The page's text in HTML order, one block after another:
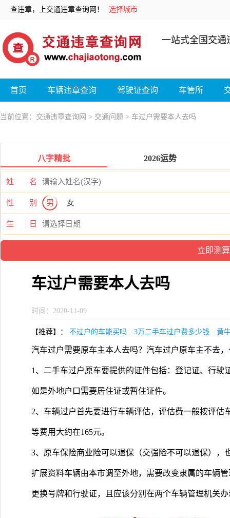
查违章，上交通违章查询网！ 选择城市
一站式全国交通
首页 车辆违章查询 驾驶证查询 车管所
当前位置： 交通违章查询网 > 交通问题 > 车过户需要本人去吗
八字精批 2026运势
姓 名
性 别 男 女
生 日
车过户需要本人去吗
时间：2020-11-09
【推荐】： 不过户的车能买吗 3万二手车过户费多少钱 黄
汽车过户需要原车主本人去吗？汽车过户原车主不去
1、二手车过户原车要提供的证件包括：登记证、行
如是外地户口需要居住证或暂住证件。
2、车辆过户首先要进行车辆评估，评估费一般按评估
等费用大约在165元。
3、原车保险商业险可以退保（交强险不可以退保），
扩展资料车辆由本市调至外地，需要改变隶属的车辆
更换号牌和行驶证，且应该分别在两个车辆管理机关